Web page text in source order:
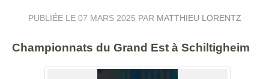
PUBLIÉE LE 07 MARS 2025 PAR MATTHIEU LORENTZ
Championnats du Grand Est à Schiltigheim